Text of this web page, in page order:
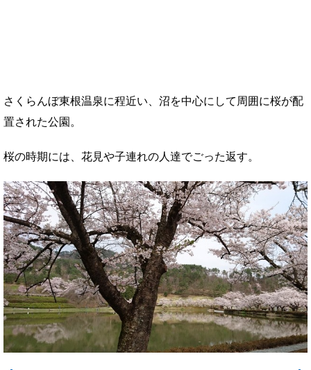
さくらんぼ東根温泉に程近い、沼を中心にして周囲に桜が配
置された公園。
桜の時期には、花見や子連れの人達でごった返す。